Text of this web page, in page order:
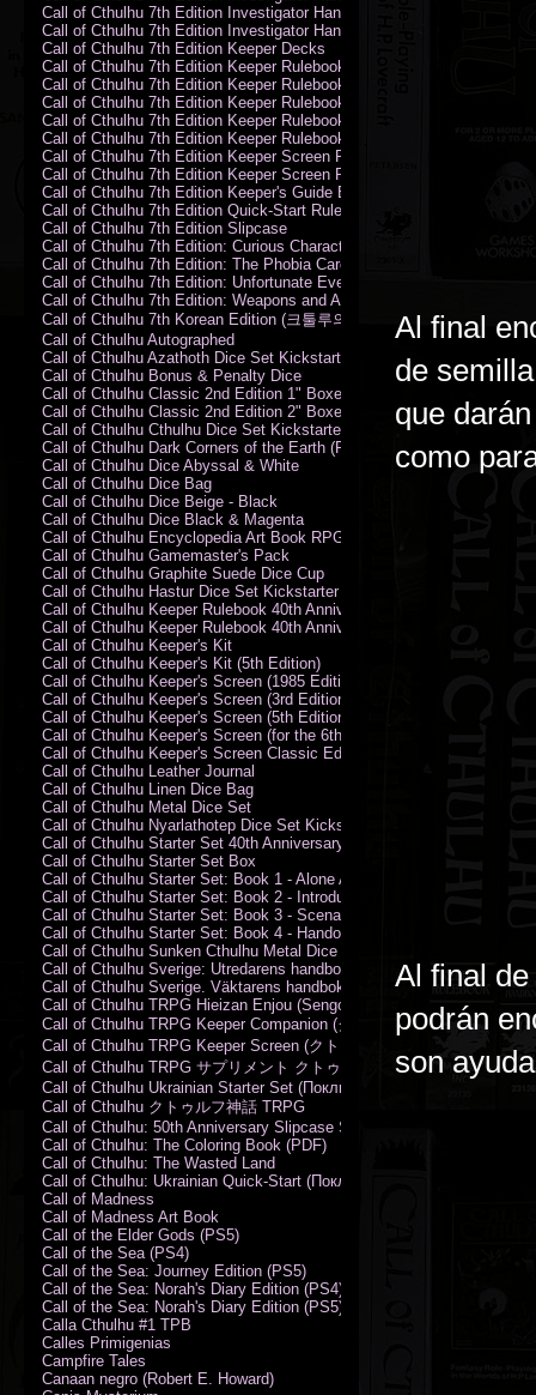
Al final
de
que
como
Al final
podrán
son
Call of Cthulhu 7th Edition Investigator Handbook Leatherette
Call of Cthulhu 7th Edition Investigator Handbook Softcover
Call of Cthulhu 7th Edition Keeper Decks
Call of Cthulhu 7th Edition Keeper Rulebook (PDF)
Call of Cthulhu 7th Edition Keeper Rulebook Backer Proof (PDF)
Call of Cthulhu 7th Edition Keeper Rulebook Hardcover
Call of Cthulhu 7th Edition Keeper Rulebook Leatherette
Call of Cthulhu 7th Edition Keeper Rulebook Softcover
Call of Cthulhu 7th Edition Keeper Screen Pack
Call of Cthulhu 7th Edition Keeper Screen Pack (PDF)
Call of Cthulhu 7th Edition Keeper's Guide El Artesano del Rey Edition
Call of Cthulhu 7th Edition Quick-Start Rules (PDF)
Call of Cthulhu 7th Edition Slipcase
Call of Cthulhu 7th Edition: Curious Characters Card Deck
Call of Cthulhu 7th Edition: The Phobia Card Deck
Call of Cthulhu 7th Edition: Unfortunate Events Card Deck
Call of Cthulhu 7th Edition: Weapons and Artifacts Card Deck
Call of Cthulhu 7th Korean Edition (크툴루의 부름: 수호자 룰북)
Call of Cthulhu Autographed
Call of Cthulhu Azathoth Dice Set Kickstarter Edition
Call of Cthulhu Bonus & Penalty Dice
Call of Cthulhu Classic 2nd Edition 1" Boxed Rules Set
Call of Cthulhu Classic 2nd Edition 2" Boxed Rules Set
Call of Cthulhu Cthulhu Dice Set Kickstarter Edition
Call of Cthulhu Dark Corners of the Earth (PC)
Call of Cthulhu Dice Abyssal & White
Call of Cthulhu Dice Bag
Call of Cthulhu Dice Beige - Black
Call of Cthulhu Dice Black & Magenta
Call of Cthulhu Encyclopedia Art Book RPG KA
Call of Cthulhu Gamemaster's Pack
Call of Cthulhu Graphite Suede Dice Cup
Call of Cthulhu Hastur Dice Set Kickstarter Edition
Call of Cthulhu Keeper Rulebook 40th Anniversary Edition
Call of Cthulhu Keeper Rulebook 40th Anniversary Edition (PDF)
Call of Cthulhu Keeper's Kit
Call of Cthulhu Keeper's Kit (5th Edition)
Call of Cthulhu Keeper's Screen (1985 Edition)
Call of Cthulhu Keeper's Screen (3rd Edition)
Call of Cthulhu Keeper's Screen (5th Edition)
Call of Cthulhu Keeper's Screen (for the 6th Edition Rules)
Call of Cthulhu Keeper's Screen Classic Edition
Call of Cthulhu Leather Journal
Call of Cthulhu Linen Dice Bag
Call of Cthulhu Metal Dice Set
Call of Cthulhu Nyarlathotep Dice Set Kickstarter Edition
Call of Cthulhu Starter Set 40th Anniversary Edition
Call of Cthulhu Starter Set Box
Call of Cthulhu Starter Set: Book 1 - Alone Against the Flames
Call of Cthulhu Starter Set: Book 2 - Introductory Rules
Call of Cthulhu Starter Set: Book 3 - Scenarios
Call of Cthulhu Starter Set: Book 4 - Handouts
Call of Cthulhu Sunken Cthulhu Metal Dice Set
Call of Cthulhu Sverige: Utredarens handbok (PDF)
Call of Cthulhu Sverige. Väktarens handbok
Call of Cthulhu TRPG Hieizan Enjou (Sengoku Period)
Call of Cthulhu TRPG Keeper Companion (クトゥルフ神話TRPG キー
Call of Cthulhu TRPG Keeper Screen (クトゥルフ神話TRPG キーパー
Call of Cthulhu TRPG サプリメント クトゥルフ2015
Call of Cthulhu Ukrainian Starter Set (Поклик Ктулху. Базовий набір)
Call of Cthulhu クトゥルフ神話 TRPG
Call of Cthulhu: 50th Anniversary Slipcase Set
Call of Cthulhu: The Coloring Book (PDF)
Call of Cthulhu: The Wasted Land
Call of Cthulhu: Ukrainian Quick-Start (Поклик Ктулху. Швидкий
Call of Madness
Call of Madness Art Book
Call of the Elder Gods (PS5)
Call of the Sea (PS4)
Call of the Sea: Journey Edition (PS5)
Call of the Sea: Norah's Diary Edition (PS4)
Call of the Sea: Norah's Diary Edition (PS5)
Calla Cthulhu #1 TPB
Calles Primigenias
Campfire Tales
Canaan negro (Robert E. Howard)